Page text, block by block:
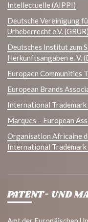
Intellectuelle (AIPPI)
Deutsche Vereinigung
Urheberrecht e.V. (GRUR)
Deutsches Institut zum
Herkunftsangaben e. V.
Europaen Communities
European Brands
International
Marques – European
Organisation Africaine
International
PATENT- UND